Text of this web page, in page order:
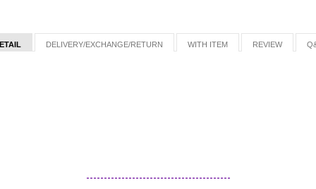
DELIVERY/EXCHANGE/RETURN WITH ITEM REVIEW
-----------------------------------------